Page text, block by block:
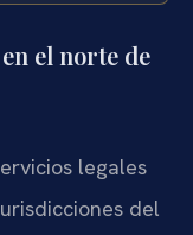
el norte de
legales
del